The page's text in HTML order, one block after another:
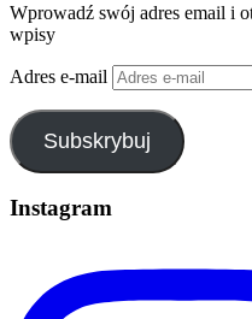
Wprowadź swój adres email i
wpisy
Adres e-mail
Subskrybuj
Instagram